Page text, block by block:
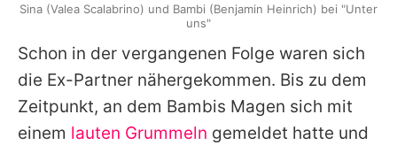
Schon in der vergangenen Folge waren sich
die Ex-Partner nähergekommen. Bis zu dem
Zeitpunkt, an dem Bambis Magen sich mit
einem lauten Grummeln gemeldet hatte und
Sina (Valea Scalabrino) und Bambi (Benjamin Heinrich) bei "Unter
uns"